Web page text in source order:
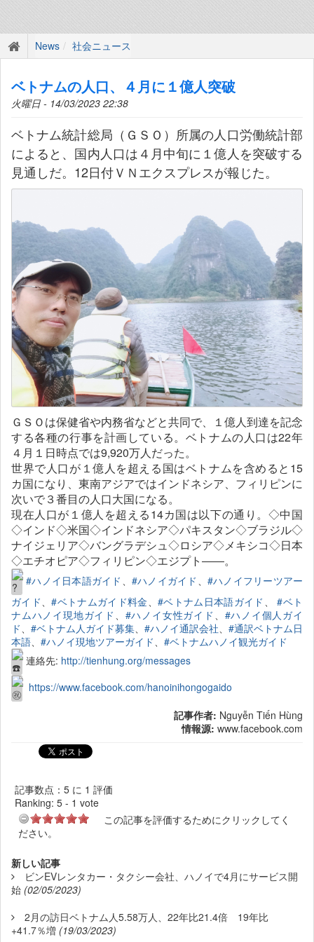
News 社会ニュース
ベトナムの人口、４月に１億人突破
火曜日 - 14/03/2023 22:38
ベトナム統計総局（ＧＳＯ）所属の人口労働統計部
によると、国内人口は４月中旬に１億人を突破する
見通しだ。12日付ＶＮエクスプレスが報じた。
ＧＳＯは保健省や内務省などと共同で、１億人到達を記念
する各種の行事を計画している。ベトナムの人口は22年
４月１日時点では9,920万人だった。
世界で人口が１億人を超える国はベトナムを含めると15
カ国になり、東南アジアではインドネシア、フィリピンに
次いで３番目の人口大国になる。
現在人口が１億人を超える14カ国は以下の通り。◇中国
◇インド◇米国◇インドネシア◇パキスタン◇ブラジル◇
ナイジェリア◇バングラデシュ◇ロシア◇メキシコ◇日本
◇エチオピア◇フィリピン◇エジプト――。
#ハノイ日本語ガイド #ハノイガイド
#ハノイフリーツアー
ガイド 、#ベトナムガイド料金 、#ベトナム日本語ガイド 、#ベト
ナムハノイ現地ガイド
#ハノイ女性ガイド
#ハノイ個人ガイ
ド
#ベトナム人ガイド募集 #ハノイ通訳会社
#通訳ベトナム日
本語
#ハノイ現地ツアーガイド
#ベトナムハノイ観光ガイド
連絡先: http://tienhung.org/messages
https://www.facebook.com/hanoinihongogaido
記事作者: Nguyễn Tiến Hùng
情報源: www.facebook.com
記事数点：5 に 1 評価
Ranking: 5 - 1 vote
この記事を評価するためにクリックしてく
ださい。
新しい記事
ビンEVレンタカー・タクシー会社、ハノイで4月にサービス開
始 (02/05/2023)
2月の訪日ベトナム人5.58万人、22年比21.4倍 19年比
+41.7％増 (19/03/2023)